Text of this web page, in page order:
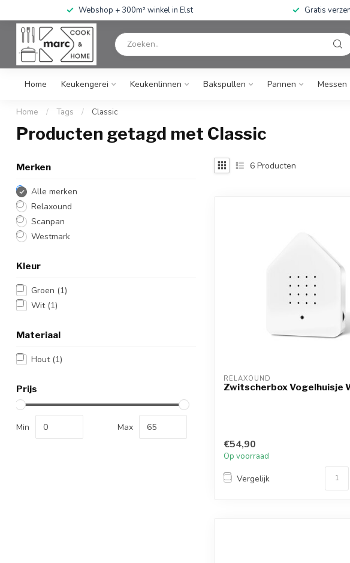
Webshop + 300m² winkel in Elst Gratis
Home Keukengerei Keukenlinnen Bakspullen Pannen Messen
Home / Tags / Classic
Producten getagd met Classic
Merken
Alle merken
Relaxound
Scanpan
Westmark
Kleur
Groen (1)
Wit (1)
Materiaal
Hout (1)
Prijs
Min Max
6 Producten
RELAXOUND
Zwitscherbox Vogelhuisje
€54,90
Op voorraad
Vergelijk